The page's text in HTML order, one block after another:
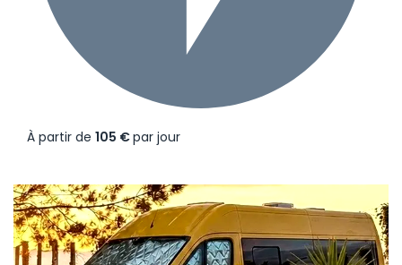
À partir de 105 €par jour